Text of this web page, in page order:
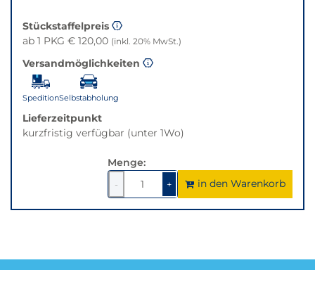
Stückstaffelpreis
ab 1 PKG € 120,00 (inkl. 20% MwSt.)
Versandmöglichkeiten
SpeditionSelbstabholung
Lieferzeitpunkt
kurzfristig verfügbar (unter 1Wo)
Menge:
-
1
verringern
+1um
1
erhöhen
in den Warenkorb